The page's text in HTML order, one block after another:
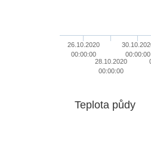
26.10.2020
00:00:00
28.10.2020
00:00:00
00:00:00
Teplota půdy